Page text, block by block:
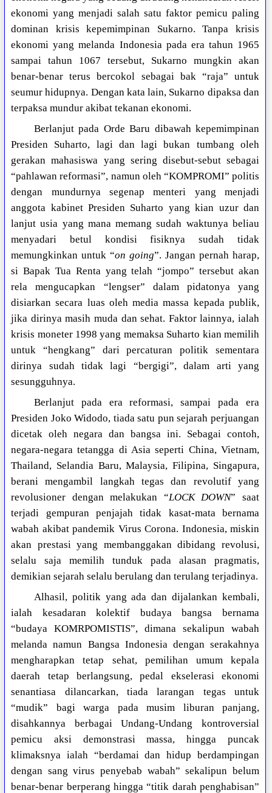
ekonomi yang menjadi salah satu faktor pemicu paling
dominan krisis kepemimpinan Sukarno. Tanpa krisis
ekonomi yang melanda Indonesia pada era tahun 1965
sampai tahun 1067 tersebut, Sukarno mungkin akan
benar-benar terus bercokol sebagai bak “raja” untuk
seumur hidupnya. Dengan kata lain, Sukarno dipaksa dan
terpaksa mundur akibat tekanan ekonomi.
Berlanjut pada Orde Baru dibawah kepemimpinan
Presiden Suharto, lagi dan lagi bukan tumbang oleh
gerakan mahasiswa yang sering disebut-sebut sebagai
“pahlawan reformasi”, namun oleh “KOMPROMI” politis
dengan mundurnya segenap menteri yang menjadi
anggota kabinet Presiden Suharto yang kian uzur dan
lanjut usia yang mana memang sudah waktunya beliau
menyadari betul kondisi fisiknya sudah tidak
memungkinkan untuk “on going”. Jangan pernah harap,
si Bapak Tua Renta yang telah “jompo” tersebut akan
rela mengucapkan “lengser” dalam pidatonya yang
disiarkan secara luas oleh media massa kepada publik,
jika dirinya masih muda dan sehat. Faktor lainnya, ialah
krisis moneter 1998 yang memaksa Suharto kian memilih
untuk “hengkang” dari percaturan politik sementara
dirinya sudah tidak lagi “bergigi”, dalam arti yang
sesungguhnya.
Berlanjut pada era reformasi, sampai pada era
Presiden Joko Widodo, tiada satu pun sejarah perjuangan
dicetak oleh negara dan bangsa ini. Sebagai contoh,
negara-negara tetangga di Asia seperti China, Vietnam,
Thailand, Selandia Baru, Malaysia, Filipina, Singapura,
berani mengambil langkah tegas dan revolutif yang
revolusioner dengan melakukan “LOCK DOWN” saat
terjadi gempuran penjajah tidak kasat-mata bernama
wabah akibat pandemik Virus Corona. Indonesia, miskin
akan prestasi yang membanggakan dibidang revolusi,
selalu saja memilih tunduk pada alasan pragmatis,
demikian sejarah selalu berulang dan terulang terjadinya.
Alhasil, politik yang ada dan dijalankan kembali,
ialah kesadaran kolektif budaya bangsa bernama
“budaya KOMRPOMISTIS”, dimana sekalipun wabah
melanda namun Bangsa Indonesia dengan serakahnya
mengharapkan tetap sehat, pemilihan umum kepala
daerah tetap berlangsung, pedal ekselerasi ekonomi
senantiasa dilancarkan, tiada larangan tegas untuk
“mudik” bagi warga pada musim liburan panjang,
disahkannya berbagai Undang-Undang kontroversial
pemicu aksi demonstrasi massa, hingga puncak
klimaksnya ialah “berdamai dan hidup berdampingan
dengan sang virus penyebab wabah” sekalipun belum
benar-benar berperang hingga “titik darah penghabisan”